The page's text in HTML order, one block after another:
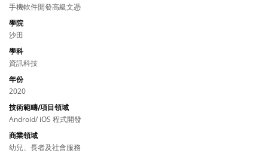
手機軟件開發高級文憑
學院
沙田
學科
資訊科技
年份
2020
技術範疇/項目領域
Android/ iOS 程式開發
商業領域
幼兒、長者及社會服務